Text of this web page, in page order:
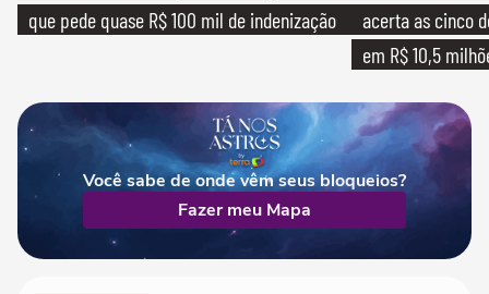
que pede quase R$ 100 mil de indenização
acerta as cinco
em R$ 10,5
Você sabe de onde vêm seus bloqueios?
Fazer meu Mapa